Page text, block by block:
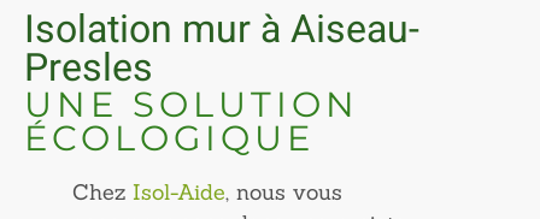
Isolation mur à Aiseau-
Presles
UNE SOLUTION
ÉCOLOGIQUE
Chez Isol-Aide, nous vous